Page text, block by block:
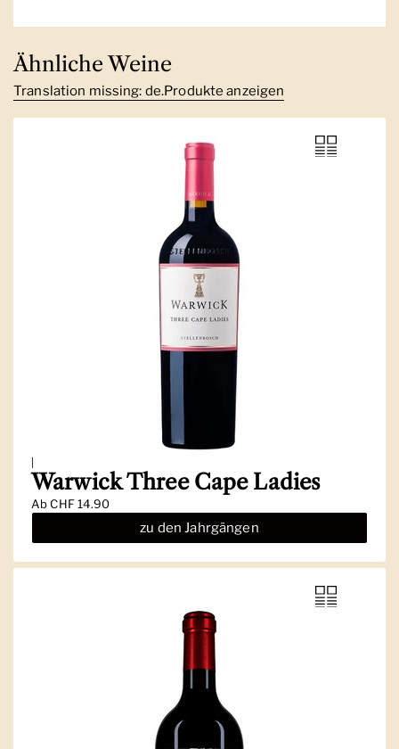
Ähnliche Weine
Translation missing: de.Produkte anzeigen
|
Warwick Three Cape Ladies
AbCHF 14.90
zu den Jahrgängen